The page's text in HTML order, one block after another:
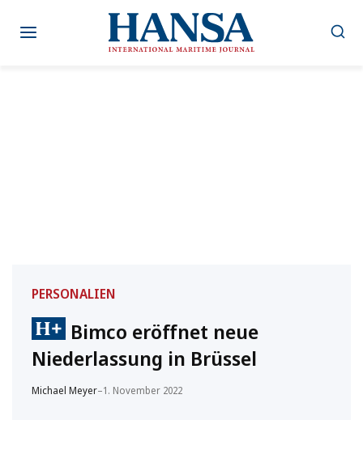
Inhalt
PERSONALIEN
Bimco eröffnet neue
Niederlassung in Brüssel
Michael Meyer–1. November 2022